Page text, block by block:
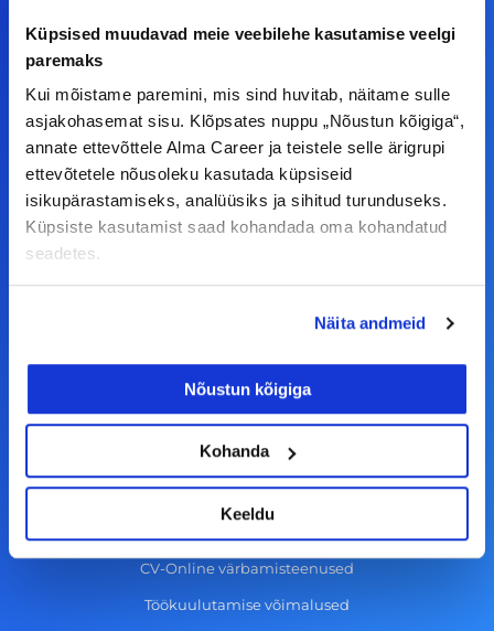
Küpsised muudavad meie veebilehe kasutamise veelgi
paremaks
Kui mõistame paremini, mis sind huvitab, näitame sulle
asjakohasemat sisu. Klõpsates nuppu „Nõustun kõigiga“,
annate ettevõttele Alma Career ja teistele selle ärigrupi
ettevõtetele nõusoleku kasutada küpsiseid
isikupärastamiseks, analüüsiks ja sihitud turunduseks.
Küpsiste kasutamist saad kohandada oma kohandatud
seadetes.
Näita andmeid
Nõustun kõigiga
Kohanda
Keeldu
F
a
c
e
b
o
-
I
n
s
t
a
r
m
L
i
n
k
e
i
Y
o
u
t
u
e
© Alma Career Estonia OÜ
Aktiveeri tööpakkumiste teavitus
KKK
Tööandjale
CV-Online värbamisteenused
Töökuulutamise võimalused